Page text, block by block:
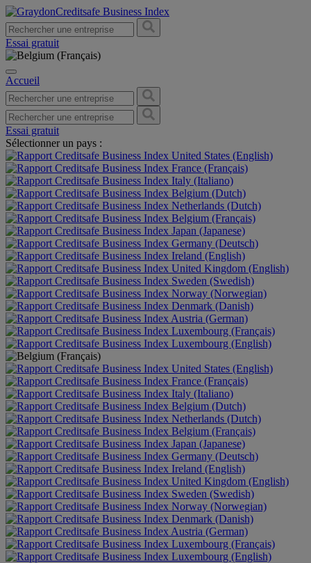
Essai gratuit
Accueil
Essai gratuit
Sélectionner un pays :
United States (English)
France (Français)
Italy (Italiano)
Belgium (Dutch)
Netherlands (Dutch)
Belgium (Français)
Japan (Japanese)
Germany (Deutsch)
Ireland (English)
United Kingdom (English)
Sweden (Swedish)
Norway (Norwegian)
Denmark (Danish)
Austria (German)
Luxembourg (Français)
Luxembourg (English)
United States (English)
France (Français)
Italy (Italiano)
Belgium (Dutch)
Netherlands (Dutch)
Belgium (Français)
Japan (Japanese)
Germany (Deutsch)
Ireland (English)
United Kingdom (English)
Sweden (Swedish)
Norway (Norwegian)
Denmark (Danish)
Austria (German)
Luxembourg (Français)
Luxembourg (English)